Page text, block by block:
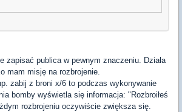
zapisać publica w pewnym znaczeniu. Działa
mam misję na rozbrojenie.
zabij z broni x/6 to podczas wykonywanie
bomby wyświetla się informacja: "Rozbroiłeś
rozbrojeniu oczywiście zwiększa się.